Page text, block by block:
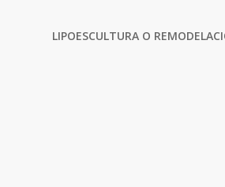
LIPOESCULTURA O